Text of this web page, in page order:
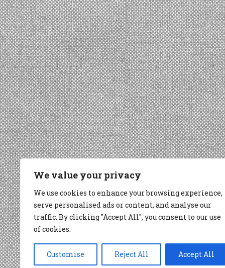
We value your privacy
We use cookies to enhance your browsing experience,
serve personalised ads or content, and analyse our
traffic. By clicking "Accept All", you consent to our use
of cookies.
Customise Reject All Accept All